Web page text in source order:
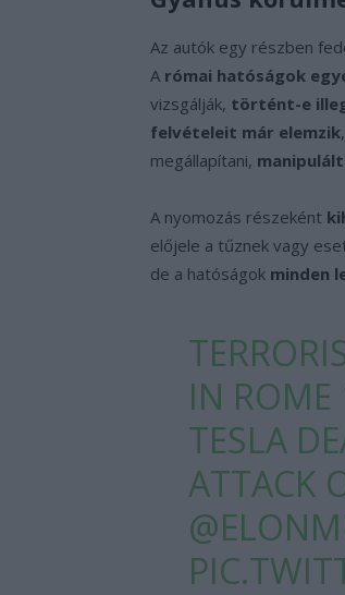
Az autók egy részben
A római hatóságok
vizsgálják, történt-e
felvételeit már elemzik
megállapítani,
A nyomozás részeként
előjele a tűznek vagy
de a hatóságok minden
IN ROME
TESLA
ATTACK